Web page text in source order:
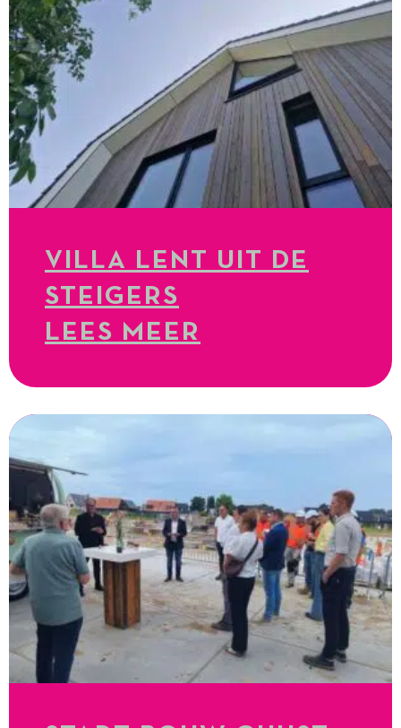
VILLA LENT UIT DE
STEIGERS
LEES MEER